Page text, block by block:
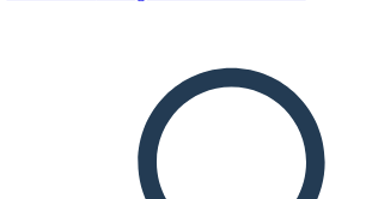
VYTVORIŤ STORYBOARD
PREHRAŤ PREZENTÁCIU
ČÍTAJ MI